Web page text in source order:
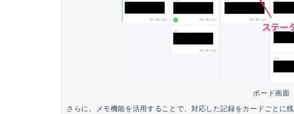
ボード画面
さらに、メモ機能を活用することで、対応した記録をカードごとに